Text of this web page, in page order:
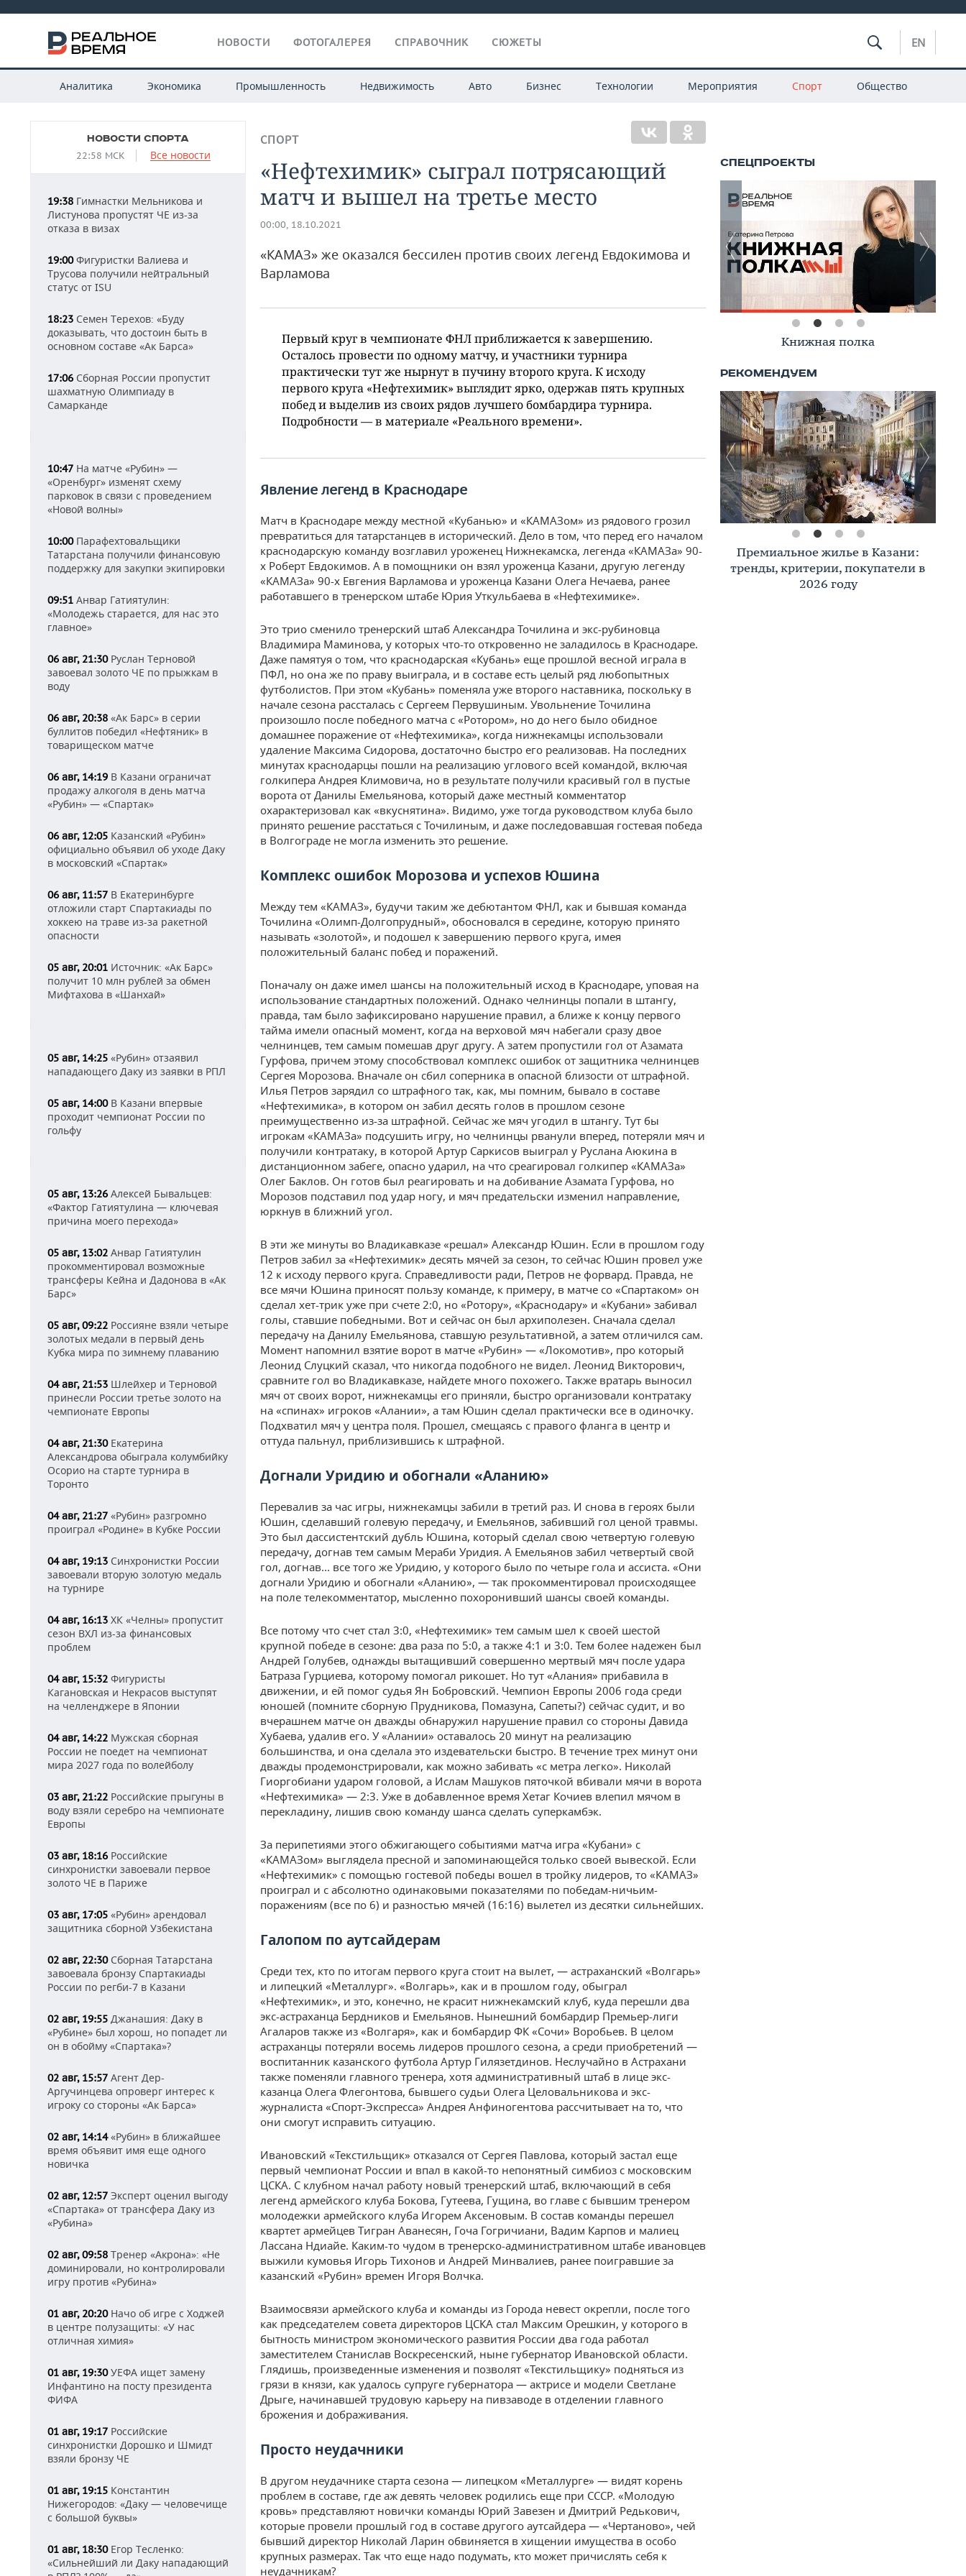
НОВОСТИ ФОТОГАЛЕРЕЯ СПРАВОЧНИК СЮЖЕТЫ EN
Аналитика Экономика Промышленность Недвижимость Авто Бизнес Технологии Мероприятия Спорт Общество
НОВОСТИ СПОРТА
22:58 МСК Все новости
19:38 Гимнастки Мельникова и
Листунова пропустят ЧЕ из-за
отказа в визах
19:00Фигуристки Валиева и
Трусова получили нейтральный
статус от ISU
18:23 Семен Терехов: «Буду
доказывать, что достоин быть в
основном составе «Ак Барса»
17:06 Сборная России пропустит
шахматную Олимпиаду в
Самарканде
10:47 На матче «Рубин» —
«Оренбург» изменят схему
парковок в связи с проведением
«Новой волны»
10:00Парафехтовальщики
Татарстана получили финансовую
поддержку для закупки экипировки
09:51 Анвар Гатиятулин:
«Молодежь старается, для нас это
главное»
06 авг, 21:30Руслан Терновой
завоевал золото ЧЕ по прыжкам в
воду
06 авг, 20:38 «Ак Барс» в серии
буллитов победил «Нефтяник» в
товарищеском матче
06 авг, 14:19 В Казани ограничат
продажу алкоголя в день матча
«Рубин» — «Спартак»
06 авг, 12:05 Казанский «Рубин»
официально объявил об уходе Даку
в московский «Спартак»
06 авг, 11:57 В Екатеринбурге
отложили старт Спартакиады по
хоккею на траве из-за ракетной
опасности
05 авг, 20:01 Источник: «Ак Барс»
получит 10 млн рублей за обмен
Мифтахова в «Шанхай»
05 авг, 14:25 «Рубин» отзаявил
нападающего Даку из заявки в РПЛ
05 авг, 14:00В Казани впервые
проходит чемпионат России по
гольфу
05 авг, 13:26 Алексей Бывальцев:
«Фактор Гатиятулина — ключевая
причина моего перехода»
05 авг, 13:02 Анвар Гатиятулин
прокомментировал возможные
трансферы Кейна и Дадонова в «Ак
Барс»
05 авг, 09:22 Россияне взяли четыре
золотых медали в первый день
Кубка мира по зимнему плаванию
04 авг, 21:53 Шлейхер и Терновой
принесли России третье золото на
чемпионате Европы
04 авг, 21:30Екатерина
Александрова обыграла колумбийку
Осорио на старте турнира в
Торонто
04 авг, 21:27 «Рубин» разгромно
проиграл «Родине» в Кубке России
04 авг, 19:13 Синхронистки России
завоевали вторую золотую медаль
на турнире
04 авг, 16:13 ХК «Челны» пропустит
сезон ВХЛ из-за финансовых
проблем
04 авг, 15:32 Фигуристы
Кагановская и Некрасов выступят
на челленджере в Японии
04 авг, 14:22 Мужская сборная
России не поедет на чемпионат
мира 2027 года по волейболу
03 авг, 21:22 Российские прыгуны в
воду взяли серебро на чемпионате
Европы
03 авг, 18:16 Российские
синхронистки завоевали первое
золото ЧЕ в Париже
03 авг, 17:05 «Рубин» арендовал
защитника сборной Узбекистана
02 авг, 22:30Сборная Татарстана
завоевала бронзу Спартакиады
России по регби-7 в Казани
02 авг, 19:55 Джанашия: Даку в
«Рубине» был хорош, но попадет ли
он в обойму «Спартака»?
02 авг, 15:57 Агент Дер-
Аргучинцева опроверг интерес к
игроку со стороны «Ак Барса»
02 авг, 14:14«Рубин» в ближайшее
время объявит имя еще одного
новичка
02 авг, 12:57 Эксперт оценил выгоду
«Спартака» от трансфера Даку из
«Рубина»
02 авг, 09:58 Тренер «Акрона»: «Не
доминировали, но контролировали
игру против «Рубина»
01 авг, 20:20Начо об игре с Ходжей
в центре полузащиты: «У нас
отличная химия»
01 авг, 19:30УЕФА ищет замену
Инфантино на посту президента
ФИФА
01 авг, 19:17 Российские
синхронистки Дорошко и Шмидт
взяли бронзу ЧЕ
01 авг, 19:15 Константин
Нижегородов: «Даку — человечище
с большой буквы»
01 авг, 18:30Егор Тесленко:
«Сильнейший ли Даку нападающий
СПОРТ
«Нефтехимик» сыграл потрясающий
матч и вышел на третье место
00:00, 18.10.2021
«КАМАЗ» же оказался бессилен против своих легенд Евдокимова и
Варламова
Первый круг в чемпионате ФНЛ приближается к завершению.
Осталось провести по одному матчу, и участники турнира
практически тут же нырнут в пучину второго круга. К исходу
первого круга «Нефтехимик» выглядит ярко, одержав пять крупных
побед и выделив из своих рядов лучшего бомбардира турнира.
Подробности — в материале «Реального времени».
Явление легенд в Краснодаре
Матч в Краснодаре между местной «Кубанью» и «КАМАЗом» из рядового грозил
превратиться для татарстанцев в исторический. Дело в том, что перед его началом
краснодарскую команду возглавил уроженец Нижнекамска, легенда «КАМАЗа» 90-
х Роберт Евдокимов. А в помощники он взял уроженца Казани, другую легенду
«КАМАЗа» 90-х Евгения Варламова и уроженца Казани Олега Нечаева, ранее
работавшего в тренерском штабе Юрия Уткульбаева в «Нефтехимике».
Это трио сменило тренерский штаб Александра Точилина и экс-рубиновца
Владимира Маминова, у которых что-то откровенно не заладилось в Краснодаре.
Даже памятуя о том, что краснодарская «Кубань» еще прошлой весной играла в
ПФЛ, но она же по праву выиграла, и в составе есть целый ряд любопытных
футболистов. При этом «Кубань» поменяла уже второго наставника, поскольку в
начале сезона рассталась с Сергеем Первушиным. Увольнение Точилина
произошло после победного матча с «Ротором», но до него было обидное
домашнее поражение от «Нефтехимика», когда нижнекамцы использовали
удаление Максима Сидорова, достаточно быстро его реализовав. На последних
минутах краснодарцы пошли на реализацию углового всей командой, включая
голкипера Андрея Климовича, но в результате получили красивый гол в пустые
ворота от Данилы Емельянова, который даже местный комментатор
охарактеризовал как «вкуснятина». Видимо, уже тогда руководством клуба было
принято решение расстаться с Точилиным, и даже последовавшая гостевая победа
в Волгограде не могла изменить это решение.
Комплекс ошибок Морозова и успехов Юшина
Между тем «КАМАЗ», будучи таким же дебютантом ФНЛ, как и бывшая команда
Точилина «Олимп-Долгопрудный», обосновался в середине, которую принято
называть «золотой», и подошел к завершению первого круга, имея
положительный баланс побед и поражений.
Поначалу он даже имел шансы на положительный исход в Краснодаре, уповая на
использование стандартных положений. Однако челнинцы попали в штангу,
правда, там было зафиксировано нарушение правил, а ближе к концу первого
тайма имели опасный момент, когда на верховой мяч набегали сразу двое
челнинцев, тем самым помешав друг другу. А затем пропустили гол от Азамата
Гурфова, причем этому способствовал комплекс ошибок от защитника челнинцев
Сергея Морозова. Вначале он сбил соперника в опасной близости от штрафной.
Илья Петров зарядил со штрафного так, как, мы помним, бывало в составе
«Нефтехимика», в котором он забил десять голов в прошлом сезоне
преимущественно из-за штрафной. Сейчас же мяч угодил в штангу. Тут бы
игрокам «КАМАЗа» подсушить игру, но челнинцы рванули вперед, потеряли мяч и
получили контратаку, в которой Артур Саркисов выиграл у Руслана Аюкина в
дистанционном забеге, опасно ударил, на что среагировал голкипер «КАМАЗа»
Олег Баклов. Он готов был реагировать и на добивание Азамата Гурфова, но
Морозов подставил под удар ногу, и мяч предательски изменил направление,
юркнув в ближний угол.
В эти же минуты во Владикавказе «решал» Александр Юшин. Если в прошлом году
Петров забил за «Нефтехимик» десять мячей за сезон, то сейчас Юшин провел уже
12 к исходу первого круга. Справедливости ради, Петров не форвард. Правда, не
все мячи Юшина приносят пользу команде, к примеру, в матче со «Спартаком» он
сделал хет-трик уже при счете 2:0, но «Ротору», «Краснодару» и «Кубани» забивал
голы, ставшие победными. Вот и сейчас он был архиполезен. Сначала сделал
передачу на Данилу Емельянова, ставшую результативной, а затем отличился сам.
Момент напомнил взятие ворот в матче «Рубин» — «Локомотив», про который
Леонид Слуцкий сказал, что никогда подобного не видел. Леонид Викторович,
сравните гол во Владикавказе, найдете много похожего. Также вратарь выносил
мяч от своих ворот, нижнекамцы его приняли, быстро организовали контратаку
на «спинах» игроков «Алании», а там Юшин сделал практически все в одиночку.
Подхватил мяч у центра поля. Прошел, смещаясь с правого фланга в центр и
оттуда пальнул, приблизившись к штрафной.
Догнали Уридию и обогнали «Аланию»
Перевалив за час игры, нижнекамцы забили в третий раз. И снова в героях были
Юшин, сделавший голевую передачу, и Емельянов, забивший гол ценой травмы.
Это был дассистентский дубль Юшина, который сделал свою четвертую голевую
передачу, догнав тем самым Мераби Уридия. А Емельянов забил четвертый свой
гол, догнав... все того же Уридию, у которого было по четыре гола и ассиста. «Они
догнали Уридию и обогнали «Аланию», — так прокомментировал происходящее
на поле телекомментатор, мысленно похоронивший шансы своей команды.
Все потому что счет стал 3:0, «Нефтехимик» тем самым шел к своей шестой
крупной победе в сезоне: два раза по 5:0, а также 4:1 и 3:0. Тем более надежен был
Андрей Голубев, однажды вытащивший совершенно мертвый мяч после удара
Батраза Гурциева, которому помогал рикошет. Но тут «Алания» прибавила в
движении, и ей помог судья Ян Бобровский. Чемпион Европы 2006 года среди
юношей (помните сборную Прудникова, Помазуна, Сапеты?) сейчас судит, и во
вчерашнем матче он дважды обнаружил нарушение правил со стороны Давида
Хубаева, удалив его. У «Алании» оставалось 20 минут на реализацию
большинства, и она сделала это издевательски быстро. В течение трех минут они
дважды продемонстрировали, как можно забивать «с метра легко». Николай
Гиоргобиани ударом головой, а Ислам Машуков пяточкой вбивали мячи в ворота
«Нефтехимика» — 2:3. Уже в добавленное время Хетаг Кочиев влепил мячом в
перекладину, лишив свою команду шанса сделать суперкамбэк.
За перипетиями этого обжигающего событиями матча игра «Кубани» с
«КАМАЗом» выглядела пресной и запоминающейся только своей вывеской. Если
«Нефтехимик» с помощью гостевой победы вошел в тройку лидеров, то «КАМАЗ»
проиграл и с абсолютно одинаковыми показателями по победам-ничьим-
поражениям (все по 6) и разностью мячей (16:16) вылетел из десятки сильнейших.
Галопом по аутсайдерам
Среди тех, кто по итогам первого круга стоит на вылет, — астраханский «Волгарь»
и липецкий «Металлург». «Волгарь», как и в прошлом году, обыграл
«Нефтехимик», и это, конечно, не красит нижнекамский клуб, куда перешли два
экс-астраханца Бердников и Емельянов. Нынешний бомбардир Премьер-лиги
Агаларов также из «Волгаря», как и бомбардир ФК «Сочи» Воробьев. В целом
астраханцы потеряли восемь лидеров прошлого сезона, а среди приобретений —
воспитанник казанского футбола Артур Гилязетдинов. Неслучайно в Астрахани
также поменяли главного тренера, хотя административный штаб в лице экс-
казанца Олега Флегонтова, бывшего судьи Олега Целовальникова и экс-
журналиста «Спорт-Экспресса» Андрея Анфиногентова рассчитывает на то, что
они смогут исправить ситуацию.
Ивановский «Текстильщик» отказался от Сергея Павлова, который застал еще
первый чемпионат России и впал в какой-то непонятный симбиоз с московским
ЦСКА. С клубном начал работу новый тренерский штаб, включающий в себя
легенд армейского клуба Бокова, Гутеева, Гущина, во главе с бывшим тренером
молодежки армейского клуба Игорем Аксеновым. В состав команды перешел
квартет армейцев Тигран Аванесян, Гоча Гогричиани, Вадим Карпов и малиец
Лассана Ндиайе. Каким-то чудом в тренерско-административном штабе ивановцев
выжили кумовья Игорь Тихонов и Андрей Минвалиев, ранее поигравшие за
казанский «Рубин» времен Игоря Волчка.
Взаимосвязи армейского клуба и команды из Города невест окрепли, после того
как председателем совета директоров ЦСКА стал Максим Орешкин, у которого в
бытность министром экономического развития России два года работал
заместителем Станислав Воскресенский, ныне губернатор Ивановской области.
Глядишь, произведенные изменения и позволят «Текстильщику» подняться из
грязи в князи, как удалось супруге губернатора — актрисе и модели Светлане
Дрыге, начинавшей трудовую карьеру на пивзаводе в отделении главного
брожения и дображивания.
Просто неудачники
В другом неудачнике старта сезона — липецком «Металлурге» — видят корень
проблем в составе, где аж девять человек родились еще при СССР. «Молодую
кровь» представляют новички команды Юрий Завезен и Дмитрий Редькович,
которые провели прошлый год в составе другого аутсайдера — «Чертаново», чей
бывший директор Николай Ларин обвиняется в хищении имущества в особо
крупных размерах. Так что еще надо подумать, кто может причислять себя к
неудачникам?
Книжная полка
Премиальное жилье в Казани:
тренды, критерии, покупатели в
2026 году